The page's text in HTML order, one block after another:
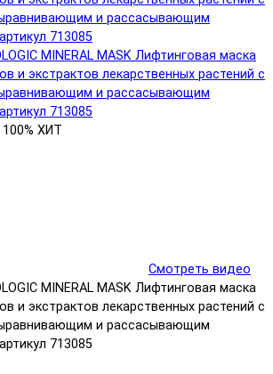
ХИТ
Смотреть видео